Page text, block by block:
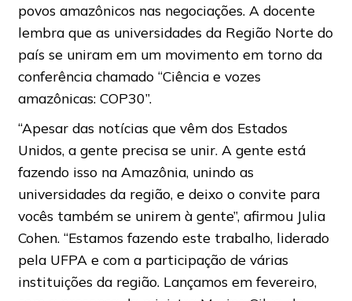
povos amazônicos nas negociações. A docente
lembra que as universidades da Região Norte do
país se uniram em um movimento em torno da
conferência chamado “Ciência e vozes
amazônicas: COP30”.
“Apesar das notícias que vêm dos Estados
Unidos, a gente precisa se unir. A gente está
fazendo isso na Amazônia, unindo as
universidades da região, e deixo o convite para
vocês também se unirem à gente”, afirmou Julia
Cohen. “Estamos fazendo este trabalho, liderado
pela UFPA e com a participação de várias
instituições da região. Lançamos em fevereiro,